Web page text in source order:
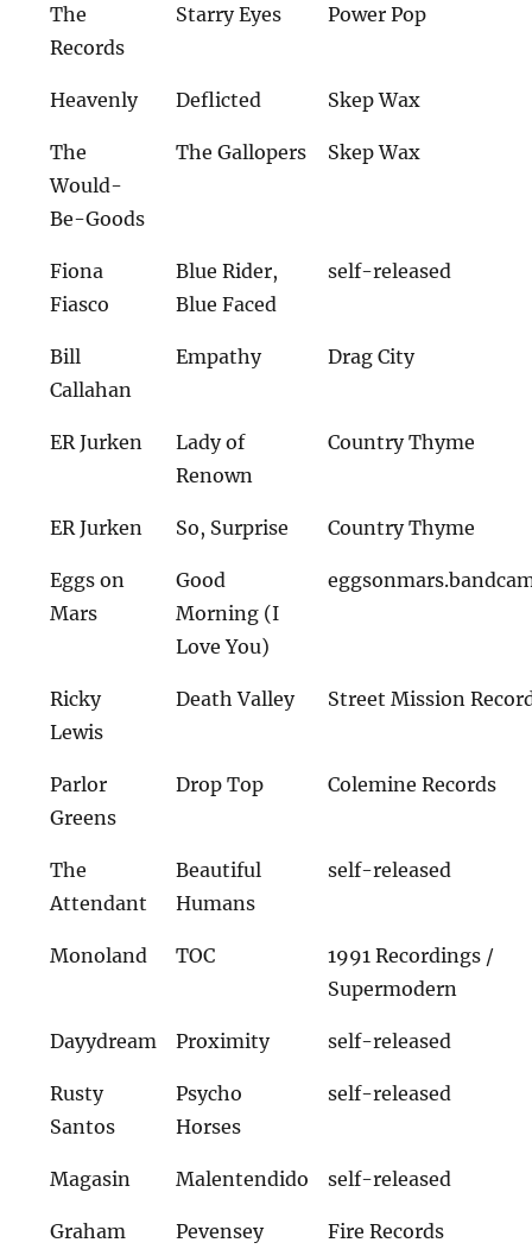
The
Records
Starry Eyes Power Pop
Heavenly Deflicted Skep Wax
The
Would-
Be-Goods
The Gallopers Skep Wax
Fiona
Fiasco
Blue Rider,
Blue Faced
self-released
Bill
Callahan
Empathy Drag City
ER Jurken
Lady of
Renown
Country Thyme
ER Jurken So, Surprise Country Thyme
Eggs on
Mars
Good
Morning (I
Love You)
Ricky
Lewis
Death Valley Street Mission
Parlor
Greens
Drop Top Colemine Records
The
Attendant
Beautiful
Humans
self-released
Monoland TOC
1991 Recordings /
Supermodern
Dayydream Proximity self-released
Rusty
Santos
Psycho
Horses
self-released
Magasin Malentendido self-released
Graham
Pevensey Fire Records